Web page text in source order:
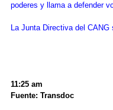
poderes y llama a defender
La Junta Directiva del
11:25 am
Fuente: Transdoc